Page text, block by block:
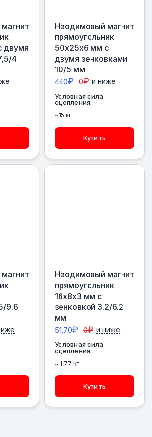
двумя
4
Неодимовый магнит
прямоугольник
50х25х6 мм с
двумя зенковками
10/5 мм
440₽ 0₽ и ниже
Условная сила
сцепления:
~15 кг
Купить
9.6
Неодимовый магнит
прямоугольник
16х8х3 мм с
зенковкой 3.2/6.2
мм
51,70₽ 0₽ и ниже
Условная сила
сцепления:
~ 1,77 кг
Купить